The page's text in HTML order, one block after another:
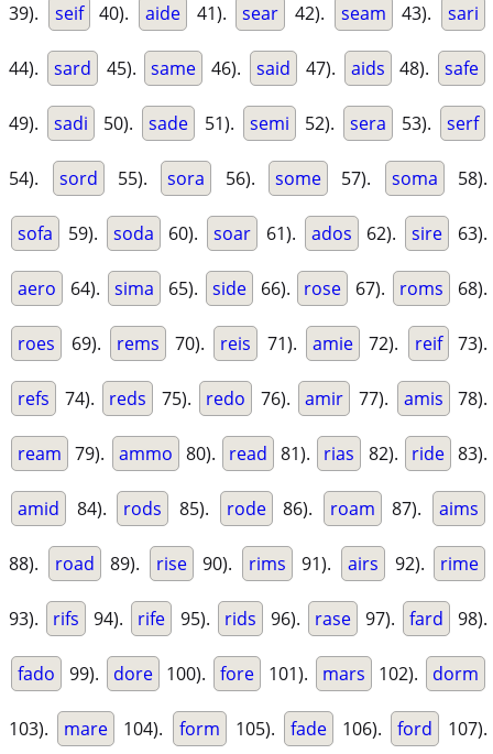
39). seif 40). aide 41). sear 42). seam 43). sari
44). sard 45). same 46). said 47). aids 48). safe
49). sadi 50). sade 51). semi 52). sera 53). serf
54). sord 55). sora 56). some 57). soma 58).
sofa 59). soda 60). soar 61). ados 62). sire 63).
aero 64). sima 65). side 66). rose 67). roms 68).
roes 69). rems 70). reis 71). amie 72). reif 73).
refs 74). reds 75). redo 76). amir 77). amis 78).
ream 79). ammo 80). read 81). rias 82). ride 83).
amid 84). rods 85). rode 86). roam 87). aims
88). road 89). rise 90). rims 91). airs 92). rime
93). rifs 94). rife 95). rids 96). rase 97). fard 98).
fado 99). dore 100). fore 101). mars 102). dorm
103). mare 104). form 105). fade 106). ford 107).